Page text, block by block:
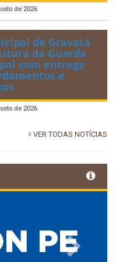
de 2026
de Gravatá
da Guarda
com entrega
e
de 2026
VER TODAS NOTÍCIAS